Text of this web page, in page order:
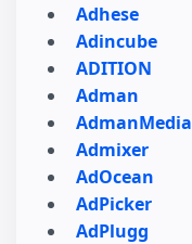
Adhese
Adincube
ADITION
Adman
AdmanMedia
Admixer
AdOcean
AdPicker
AdPlugg